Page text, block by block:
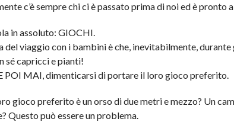
c’è sempre chi ci è passato prima di noi ed è
in assoluto: GIOCHI.
del viaggio con i bambini è che, inevitabilmente,
sé capricci e pianti!
POI MAI, dimenticarsi di portare il loro gioco preferito.
gioco preferito è un orso di due metri e mezzo? Un
Questo può essere un problema.